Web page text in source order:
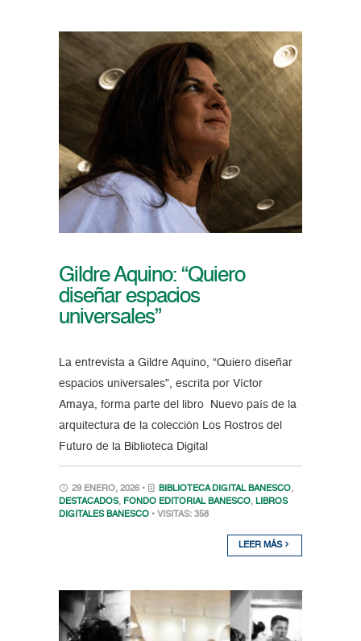
Gildre Aquino: “Quiero
diseñar espacios
universales”
La entrevista a Gildre Aquino, “Quiero diseñar
espacios universales”, escrita por Víctor
Amaya, forma parte del libro Nuevo país de la
arquitectura de la colección Los Rostros del
Futuro de la Biblioteca Digital
29 ENERO, 2026 • BIBLIOTECA DIGITAL BANESCO,
DESTACADOS, FONDO EDITORIAL BANESCO, LIBROS
DIGITALES BANESCO • VISITAS: 358
LEER MÁS